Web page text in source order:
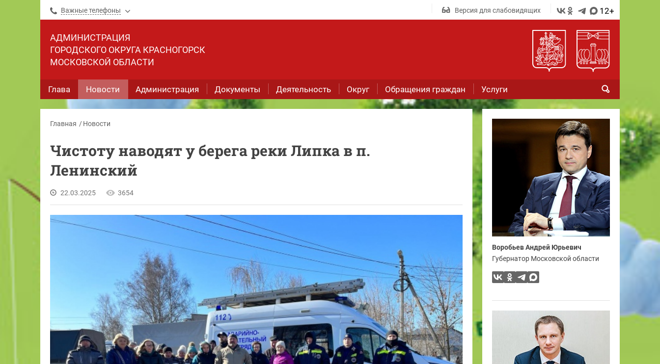
Важные телефоны Версия для слабовидящих 12+
АДМИНИСТРАЦИЯ
ГОРОДСКОГО ОКРУГА КРАСНОГОРСК
МОСКОВСКОЙ ОБЛАСТИ
Глава Новости Администрация Документы Деятельность Округ Обращения граждан Услуги
Главная Новости
Чистоту наводят у берега реки Липка в п.
Ленинский
22.03.2025 3654
Воробьев Андрей Юрьевич
Губернатор Московской области